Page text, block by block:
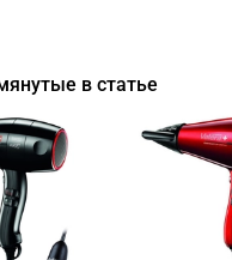
в статье